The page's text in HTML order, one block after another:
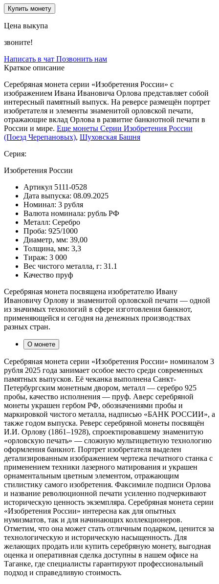
Купить монету
Цена выкупа
звоните!
Написать в чат Позвонить нам
Краткое описание
Серебряная монета серии «Изобретения России» с
изображением Ивана Ивановича Орлова представляет собой
интересный памятный выпуск. На реверсе размещён портрет
изобретателя и элементы знаменитой орловской печати,
отражающие вклад Орлова в развитие банкнотной печати в
России и мире. Еще монеты Серии Изобретения России
(Поезд Черепановых), Шуховская Башня
Серия:
Изобретения России
Артикул 5111-0528
Дата выпуска: 08.09.2025
Номинал: 3 рубля
Валюта номинала: рубль РФ
Металл: Серебро
Проба: 925/1000
Диаметр, мм: 39,00
Толщина, мм: 3,3
Тираж: 3 000
Вес чистого металла, г: 31.1
Качество пруф
Серебряная монета посвящена изобретателю Ивану
Ивановичу Орлову и знаменитой орловской печати — одной
из значимых технологий в сфере изготовления банкнот,
применяющейся и сегодня на денежных производствах
разных стран.
О монете
Серебряная монета серии «Изобретения России» номиналом 3
рубля 2025 года занимает особое место среди современных
памятных выпусков. Её чеканка выполнена Санкт-
Петербургским монетным двором, металл — серебро 925
пробы, качество исполнения — пруф. Аверс серебряной
монеты украшен гербом РФ, обозначениями пробы и
маркировкой чистого металла, надписью «БАНК РОССИИ», а
также годом выпуска. Реверс серебряной монеты посвящён
И.И. Орлову (1861–1928), спроектировавшему знаменитую
«орловскую печать» — сложную мультицветную технологию
оформления банкнот. Портрет изобретателя выделен
детализированным изображением чертежа печатного станка с
применением техники лазерного матирования и украшен
орнаментальным цветным элементом, отражающим
стилистику самого изобретения. Факсимиле подписи Орлова
и название революционной печати усиленно подчеркивают
историческую ценность экземпляра. Серебряная монета серии
«Изобретения России» интересна как для опытных
нумизматов, так и для начинающих коллекционеров.
Отметим, что она может стать отличным подарком, ценится за
технологическую и историческую насыщенность. Для
желающих продать или купить серебряную монету, выгодная
оценка и оперативная сделка доступны в нашем офисе на
Таганке, где специалисты гарантируют профессиональный
подход и справедливую стоимость.